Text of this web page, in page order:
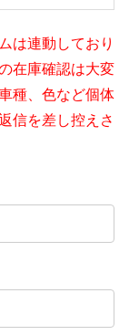
は連動しており
在庫確認は大変
種、色など個体
信を差し控えさ